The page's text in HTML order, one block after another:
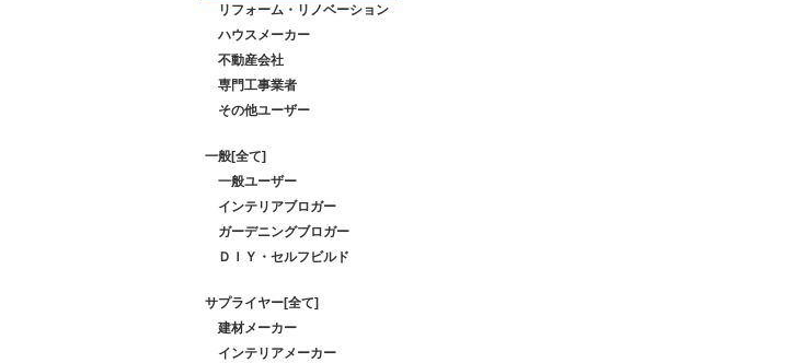
リフォーム・リノベーション
ハウスメーカー
不動産会社
専門工事業者
その他ユーザー
一般[全て]
一般ユーザー
インテリアブロガー
ガーデニングブロガー
ＤＩＹ・セルフビルド
サプライヤー[全て]
建材メーカー
インテリアメーカー